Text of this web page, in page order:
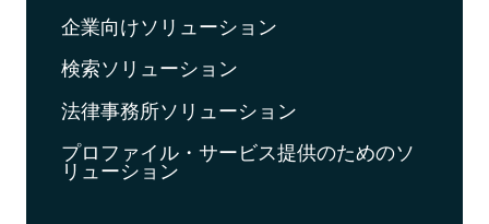
企業向けソリューション
検索ソリューション
法律事務所ソリューション
プロファイル・サービス提供のためのソ
リューション